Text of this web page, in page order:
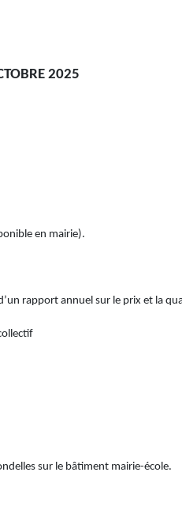
2025
en mairie).
rapport annuel sur le prix et la
sur le bâtiment mairie-école.